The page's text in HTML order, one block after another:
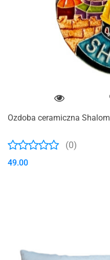
Ozdoba ceramiczna Shalom
(0)
49.00